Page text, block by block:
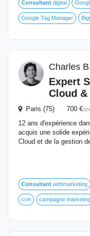
Consultant digital
Google Tag Manager
Charles
Expert
Cloud
Paris (75) 700 €/
12 ans d'expérience
acquis une solide
Cloud et de la gestion
Consultant webmarketing
crm campagne